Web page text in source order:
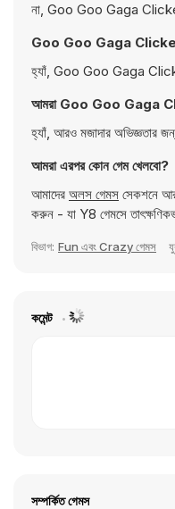
না, Goo Goo Gaga Clicker
Goo Goo Gaga Clicker
হ্যাঁ, Goo Goo Gaga Clicker
আমরা Goo Goo Gaga
হ্যাঁ, আরও মজাদার অভিজ্ঞতার
আমরা এরপর কোন গেম খেলবো?
আমাদের অলস গেমস সেকশনে
করুন - যা Y8 গেমসে
বিভাগ: Fun এবং Crazy গেমস
কমেন্ট
সম্পর্কিত গেমস